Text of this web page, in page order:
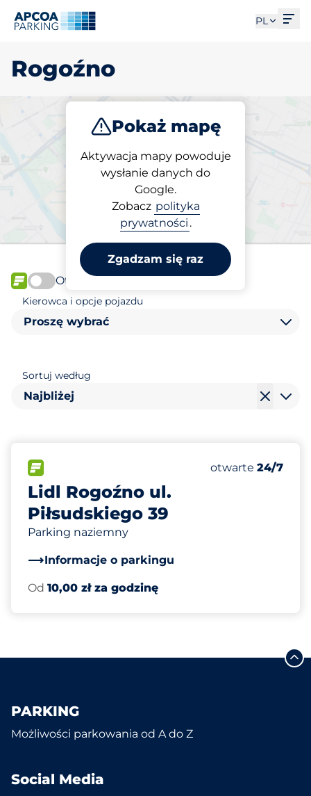
PL
Rogoźno
Pokaż mapę
Aktywacja mapy powoduje
wysłanie danych do
Google.
Zobacz polityka
prywatności .
Zgadzam się raz
Parkuj
Wybierz miejsce
parkingowe w Rogoźno
FLOW
Otwórz teraz
Kierowca i opcje pojazdu
Proszę wybrać
Sortuj według
Najbliżej
Lidl Rogoźno ul.
Piłsudskiego 39
Parking naziemny
Informacje o parkingu
Liczba miejsc
Całkowita
Czwartek&nbsp
otwarte 24/7
Od 10,00 zł za godzinę
PARKING
Możliwości parkowania od A do Z
Social Media